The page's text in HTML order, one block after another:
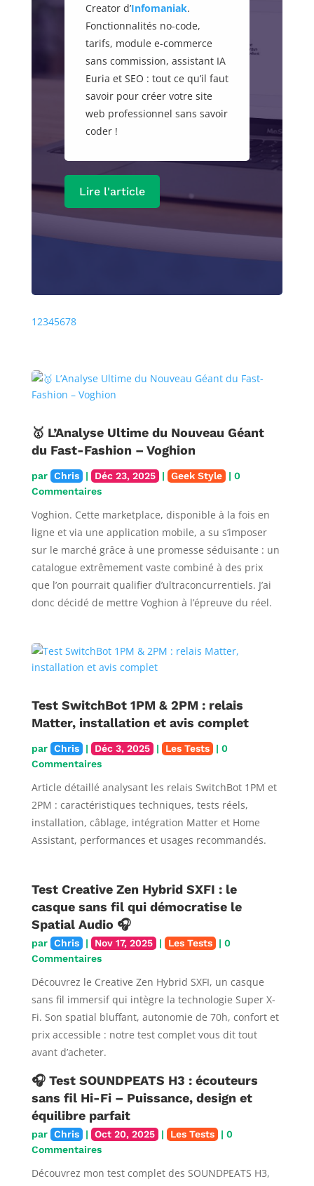
Creator d’Infomaniak.
Fonctionnalités no-code,
tarifs, module e-commerce
sans commission, assistant IA
Euria et SEO : tout ce qu’il faut
savoir pour créer votre site
web professionnel sans savoir
coder !
Lire l'article
12345678
🥇 L’Analyse Ultime du Nouveau Géant
du Fast-Fashion – Voghion
par Chris | Déc 23, 2025 | Geek Style | 0
Commentaires
Voghion. Cette marketplace, disponible à la fois en
ligne et via une application mobile, a su s’imposer
sur le marché grâce à une promesse séduisante : un
catalogue extrêmement vaste combiné à des prix
que l’on pourrait qualifier d’ultraconcurrentiels. J’ai
donc décidé de mettre Voghion à l’épreuve du réel.
Test SwitchBot 1PM & 2PM : relais
Matter, installation et avis complet
par Chris | Déc 3, 2025 | Les Tests | 0
Commentaires
Article détaillé analysant les relais SwitchBot 1PM et
2PM : caractéristiques techniques, tests réels,
installation, câblage, intégration Matter et Home
Assistant, performances et usages recommandés.
Test Creative Zen Hybrid SXFI : le
casque sans fil qui démocratise le
Spatial Audio 🎧
par Chris | Nov 17, 2025 | Les Tests | 0
Commentaires
Découvrez le Creative Zen Hybrid SXFI, un casque
sans fil immersif qui intègre la technologie Super X-
Fi. Son spatial bluffant, autonomie de 70h, confort et
prix accessible : notre test complet vous dit tout
avant d’acheter.
🎧 Test SOUNDPEATS H3 : écouteurs
sans fil Hi-Fi – Puissance, design et
équilibre parfait
par Chris | Oct 20, 2025 | Les Tests | 0
Commentaires
Découvrez mon test complet des SOUNDPEATS H3,